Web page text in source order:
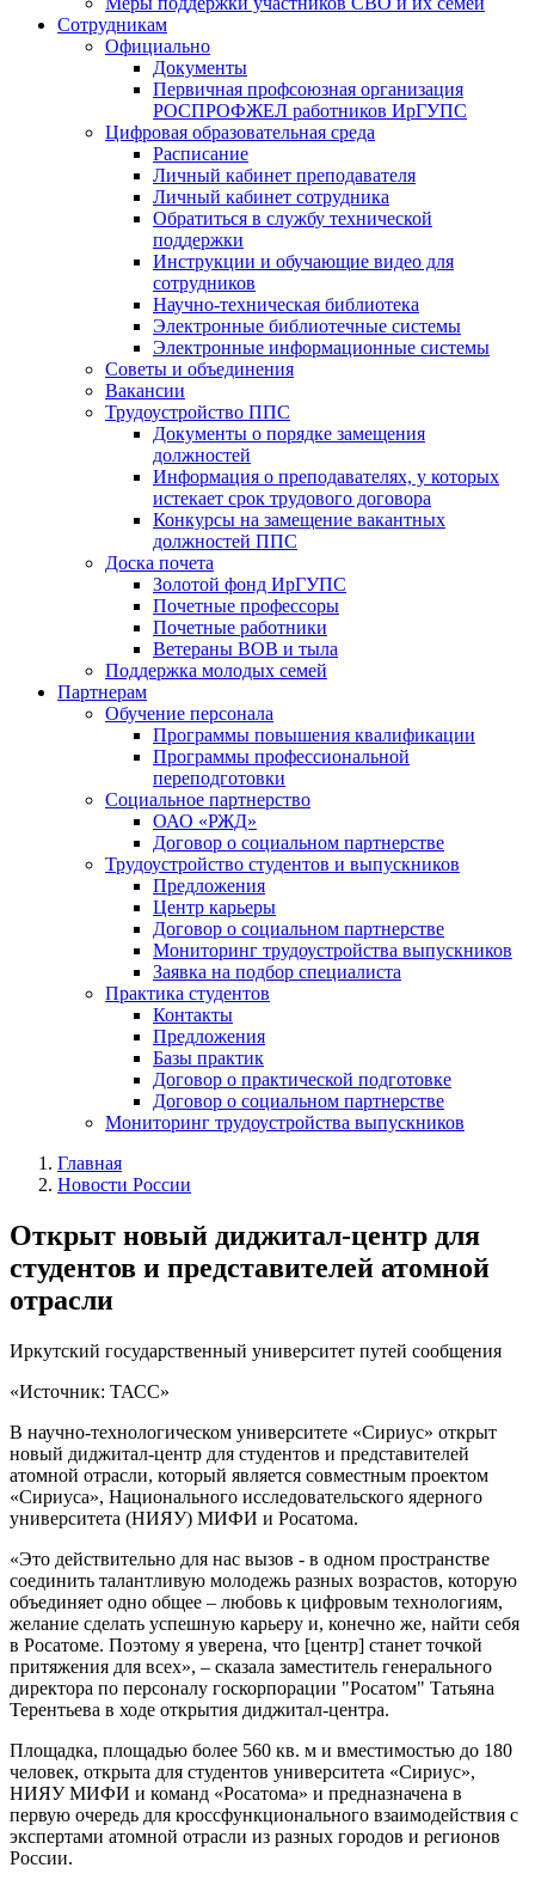
Сотрудникам
Официально
Документы
Первичная профсоюзная организация
РОСПРОФЖЕЛ работников ИрГУПС
Цифровая образовательная среда
Расписание
Личный кабинет преподавателя
Личный кабинет сотрудника
Обратиться в службу технической
поддержки
Инструкции и обучающие видео для
сотрудников
Научно-техническая библиотека
Электронные библиотечные системы
Электронные информационные системы
Советы и объединения
Вакансии
Трудоустройство ППС
Документы о порядке замещения
должностей
Информация о преподавателях, у которых
истекает срок трудового договора
Конкурсы на замещение вакантных
должностей ППС
Доска почета
Золотой фонд ИрГУПС
Почетные профессоры
Почетные работники
Ветераны ВОВ и тыла
Поддержка молодых семей
Партнерам
Обучение персонала
Программы повышения квалификации
Программы профессиональной
переподготовки
Социальное партнерство
ОАО «РЖД»
Договор о социальном партнерстве
Трудоустройство студентов и выпускников
Предложения
Центр карьеры
Договор о социальном партнерстве
Мониторинг трудоустройства выпускников
Заявка на подбор специалиста
Практика студентов
Контакты
Предложения
Базы практик
Договор о практической подготовке
Договор о социальном партнерстве
Мониторинг трудоустройства выпускников
Главная
Новости России
Открыт новый диджитал-центр для
студентов и представителей атомной
отрасли
Иркутский государственный университет путей сообщения
«Источник: ТАСС»
В научно-технологическом университете «Сириус» открыт
новый диджитал-центр для студентов и представителей
атомной отрасли, который является совместным проектом
«Сириуса», Национального исследовательского ядерного
университета (НИЯУ) МИФИ и Росатома.
«Это действительно для нас вызов - в одном пространстве
соединить талантливую молодежь разных возрастов, которую
объединяет одно общее – любовь к цифровым технологиям,
желание сделать успешную карьеру и, конечно же, найти себя
в Росатоме. Поэтому я уверена, что [центр] станет точкой
притяжения для всех», – сказала заместитель генерального
директора по персоналу госкорпорации "Росатом" Татьяна
Терентьева в ходе открытия диджитал-центра.
Площадка, площадью более 560 кв. м и вместимостью до 180
человек, открыта для студентов университета «Сириус»,
НИЯУ МИФИ и команд «Росатома» и предназначена в
первую очередь для кроссфункционального взаимодействия с
экспертами атомной отрасли из разных городов и регионов
России.